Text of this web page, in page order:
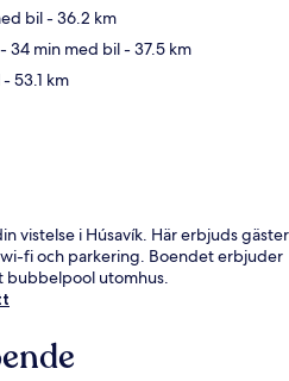
bil- 36.2 km
- 34 min med bil- 37.5 km
- 53.1 km
vistelse i Húsavík. Här erbjuds gäster
fi och parkering. Boendet erbjuder
bubbelpool utomhus.